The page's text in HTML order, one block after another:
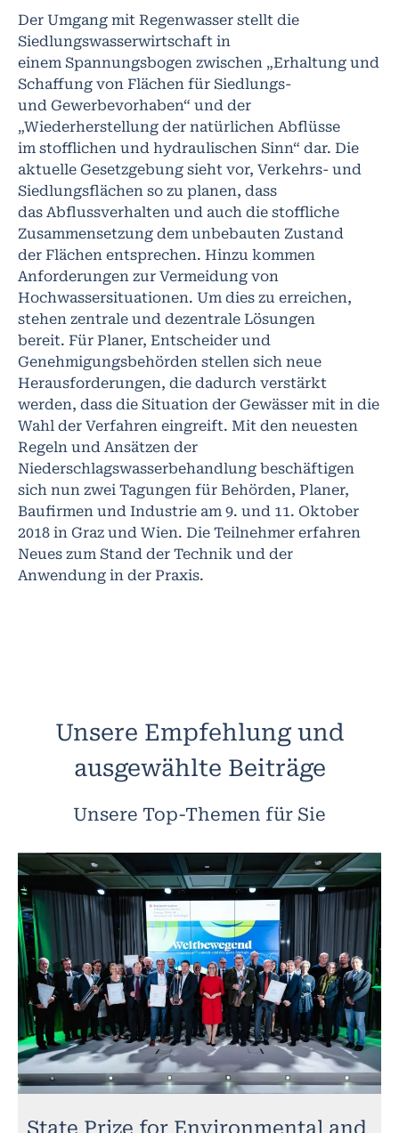
Der Umgang mit Regenwasser stellt die
Siedlungswasserwirtschaft in
einem Spannungsbogen zwischen „Erhaltung und
Schaffung von Flächen für Siedlungs-
und Gewerbevorhaben“ und der
„Wiederherstellung der natürlichen Abflüsse
im stofflichen und hydraulischen Sinn“ dar. Die
aktuelle Gesetzgebung sieht vor, Verkehrs- und
Siedlungsflächen so zu planen, dass
das Abflussverhalten und auch die stoffliche
Zusammensetzung dem unbebauten Zustand
der Flächen entsprechen. Hinzu kommen
Anforderungen zur Vermeidung von
Hochwassersituationen. Um dies zu erreichen,
stehen zentrale und dezentrale Lösungen
bereit. Für Planer, Entscheider und
Genehmigungsbehörden stellen sich neue
Herausforderungen, die dadurch verstärkt
werden, dass die Situation der Gewässer mit in die
Wahl der Verfahren eingreift. Mit den neuesten
Regeln und Ansätzen der
Niederschlagswasserbehandlung beschäftigen
sich nun zwei Tagungen für Behörden, Planer,
Baufirmen und Industrie am 9. und 11. Oktober
2018 in Graz und Wien. Die Teilnehmer erfahren
Neues zum Stand der Technik und der
Anwendung in der Praxis.
Unsere Empfehlung und
ausgewählte Beiträge
Unsere Top-Themen für Sie
State Prize for Environmental and